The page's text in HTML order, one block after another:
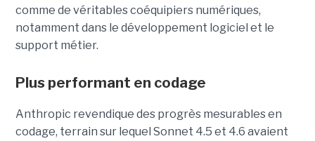
comme de véritables coéquipiers numériques,
notamment dans le développement logiciel et le
support métier.
Plus performant en codage
Anthropic revendique des progrès mesurables en
codage, terrain sur lequel Sonnet 4.5 et 4.6 avaient